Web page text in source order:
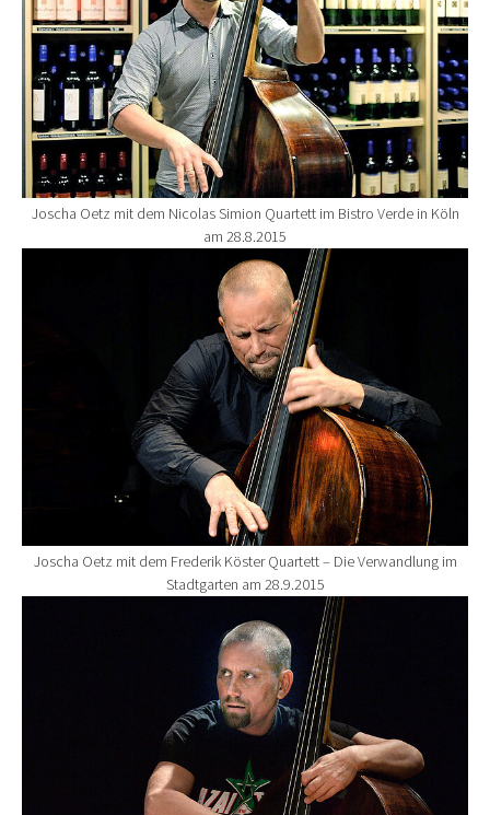
Joscha Oetz mit dem Nicolas Simion Quartett im Bistro Verde in Köln
am 28.8.2015
Joscha Oetz mit dem Frederik Köster Quartett – Die Verwandlung im
Stadtgarten am 28.9.2015